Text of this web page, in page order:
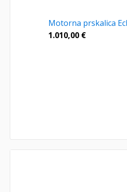
Motorna prskalica
1.010,00 €